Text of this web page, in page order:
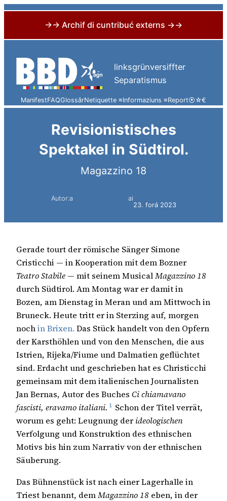
→→ Archif di cuntribuć externs →→
content
linksgrünversiffter
Separatismus
ManifestFAQGlossârNetiquette ≡Informaziuns ≡Report⦿☆€
Revisionistisches
Spektakel in Südtirol.
Magazzino 18
Autor:a
ai
23. forá 2023
Gerade tourt der römische Sänger Simone
Cristicchi — in Kooperation mit dem Bozner
Teatro Stabile — mit seinem MusicalMagazzino 18
durch Südtirol. Am Montag war er damit in
Bozen, am Dienstag in Meran und am Mittwoch in
Bruneck. Heute tritt er in Sterzing auf, morgen
nochin Brixen. Das Stück handelt von den Opfern
der Karsthöhlen und von den Menschen, die aus
Istrien, Rijeka/Fiume und Dalmatien geflüchtet
sind. Erdacht und geschrieben hat es Christicchi
gemeinsam mit dem italienischen Journalisten
Jan Bernas, Autor des Buches Ci chiamavano
fascisti, eravamo italiani. 1 Schon der Titel verrät,
worum es geht: Leugnung der ideologischen
Verfolgung und Konstruktion des ethnischen
Motivs bis hin zum Narrativ von der ethnischen
Säuberung.
Das Bühnenstück ist nach einer Lagerhalle in
Triest benannt, demMagazzino 18 eben, in der